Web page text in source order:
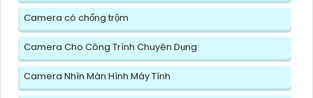
Camera có chống trộm
Camera Cho Công Trình Chuyên Dụng
Camera Nhìn Màn Hình Máy Tính